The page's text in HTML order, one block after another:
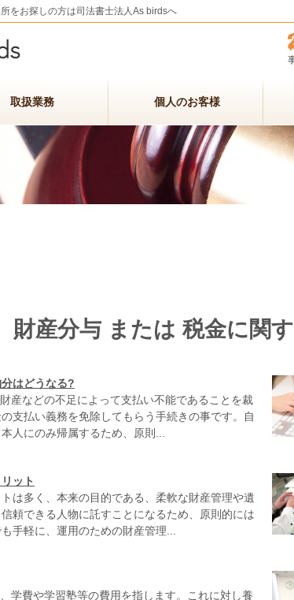
をお探しの方は司法書士法人As birdsへ
取扱業務 個人のお客様
財産分与 または 税金に関
はどうなる?
産などの不足によって支払い不能であることを裁
支払い義務を免除してもらう手続きの事です。自
人にのみ帰属するため、原則...
ット
は多く、本来の目的である、柔軟な財産管理や遺
頼できる人物に託すことになるため、原則的には
手軽に、運用のための財産管理...
学費や学習塾等の費用を指します。これに対し養